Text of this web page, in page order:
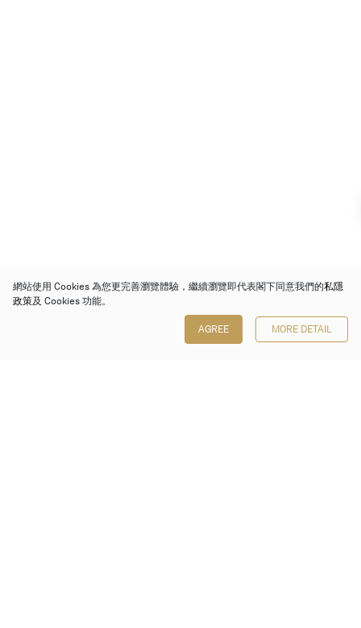
網站使用 Cookies 為您更完善瀏覽體驗，繼續瀏覽即代表閣下同意我們的私隱
政策及 Cookies 功能。
AGREE MORE DETAIL